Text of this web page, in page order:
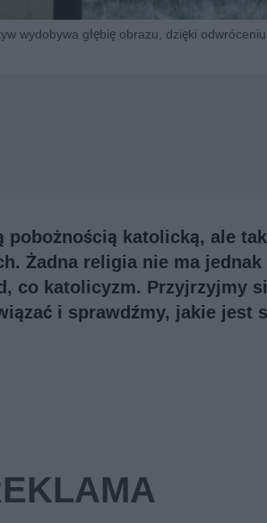
wydobywa głębię obrazu, dzięki
katolicką, ale
Żadna religia nie ma
co katolicyzm. Przyjrzyjmy
i sprawdźmy, jakie jest